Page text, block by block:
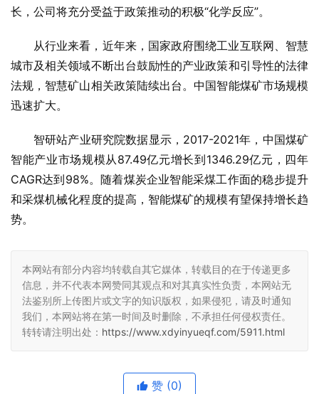
长，公司将充分受益于政策推动的积极“化学反应”。
从行业来看，近年来，国家政府围绕工业互联网、智慧
城市及相关领域不断出台鼓励性的产业政策和引导性的法律
法规，智慧矿山相关政策陆续出台。中国智能煤矿市场规模
迅速扩大。
智研站产业研究院数据显示，2017-2021年，中国煤矿
智能产业市场规模从87.49亿元增长到1346.29亿元，四年
CAGR达到98%。随着煤炭企业智能采煤工作面的稳步提升
和采煤机械化程度的提高，智能煤矿的规模有望保持增长趋
势。
本网站有部分内容均转载自其它媒体，转载目的在于传递更多
信息，并不代表本网赞同其观点和对其真实性负责，本网站无
法鉴别所上传图片或文字的知识版权，如果侵犯，请及时通知
我们，本网站将在第一时间及时删除，不承担任何侵权责任。
转转请注明出处： https://www.xdyinyueqf.com/5911.html
赞 (0)